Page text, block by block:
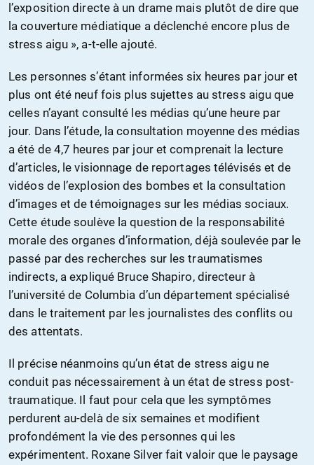
l’exposition directe à un drame mais plutôt de dire que
la couverture médiatique a déclenché encore plus de
stress aigu », a-t-elle ajouté.
Les personnes s’étant informées six heures par jour et
plus ont été neuf fois plus sujettes au stress aigu que
celles n’ayant consulté les médias qu’une heure par
jour. Dans l’étude, la consultation moyenne des médias
a été de 4,7 heures par jour et comprenait la lecture
d’articles, le visionnage de reportages télévisés et de
vidéos de l’explosion des bombes et la consultation
d’images et de témoignages sur les médias sociaux.
Cette étude soulève la question de la responsabilité
morale des organes d’information, déjà soulevée par le
passé par des recherches sur les traumatismes
indirects, a expliqué Bruce Shapiro, directeur à
l’université de Columbia d’un département spécialisé
dans le traitement par les journalistes des conflits ou
des attentats.
Il précise néanmoins qu’un état de stress aigu ne
conduit pas nécessairement à un état de stress post-
traumatique. Il faut pour cela que les symptômes
perdurent au-delà de six semaines et modifient
profondément la vie des personnes qui les
expérimentent. Roxane Silver fait valoir que le paysage